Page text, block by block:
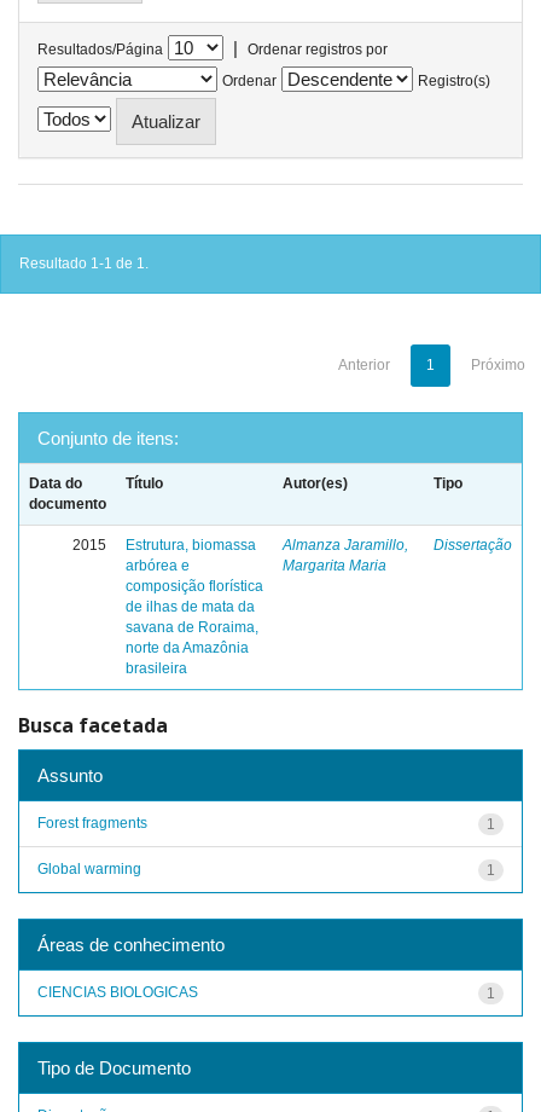
Resultados/Página |
Ordenar registros por
Ordenar
Registro(s)
Resultado 1-1 de 1.
Anterior 1 Próximo
Conjunto de itens:
Data do
documento
Título Autor(es) Tipo
2015
Estrutura, biomassa
arbórea e
composição florística
de ilhas de mata da
savana de Roraima,
norte da Amazônia
brasileira
Almanza Jaramillo,
Margarita Maria
Dissertação
Busca facetada
Assunto
1
Forest fragments
1
Global warming
Áreas de conhecimento
1
CIENCIAS BIOLOGICAS
Tipo de Documento